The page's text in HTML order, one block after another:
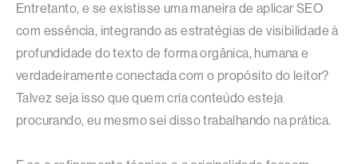
Entretanto, e se existisse uma maneira de aplicar SEO
com essência, integrando as estratégias de visibilidade à
profundidade do texto de forma orgânica, humana e
verdadeiramente conectada com o propósito do leitor?
Talvez seja isso que quem cria conteúdo esteja
procurando, eu mesmo sei disso trabalhando na prática.